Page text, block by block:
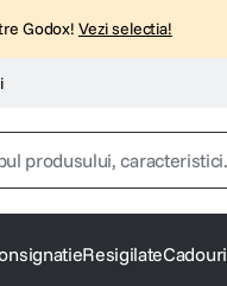
Godox! Vezi selectia!
caracteristici...
ResigilateCadouri